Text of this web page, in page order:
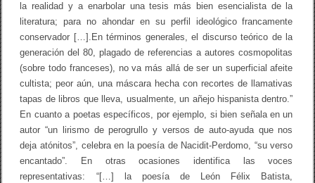
P
e
o
G
a
n
o
la realidad y a enarbolar una tesis más bien esencialista de la
literatura; para no ahondar en su perfil ideológico francamente
conservador […].En términos generales, el discurso teórico de la
generación del 80, plagado de referencias a autores cosmopolitas
(sobre todo franceses), no va más allá de ser un superficial afeite
cultista; peor aún, una máscara hecha con recortes de llamativas
tapas de libros que lleva, usualmente, un añejo hispanista dentro.”
En cuanto a poetas específicos, por ejemplo, si bien señala en un
autor “un lirismo de perogrullo y versos de auto-ayuda que nos
deja atónitos”, celebra en la poesía de Nacidit-Perdomo, “su verso
encantado”. En otras ocasiones identifica las voces
representativas: “[…] la poesía de León Félix Batista,